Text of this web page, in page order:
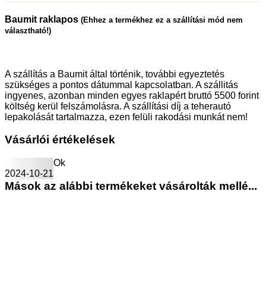
Baumit raklapos (Ehhez a termékhez ez a szállítási mód nem
választható!)
A szállítás a Baumit által történik, további egyeztetés
szükséges a pontos dátummal kapcsolatban. A szállitás
ingyenes, azonban minden egyes raklapért bruttó 5500 forint
költség kerül felszámolásra. A szállítási díj a teherautó
lepakolását tartalmazza, ezen felüli rakodási munkát nem!
Vásárlói értékelések
2024-10-21
Ok
Mások az alábbi termékeket vásárolták mellé...